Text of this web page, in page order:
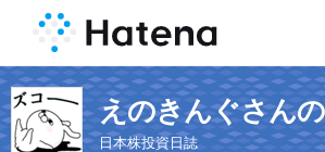
えのきんぐさん
日本株投資日誌